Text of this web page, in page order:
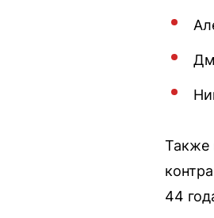
Также
44